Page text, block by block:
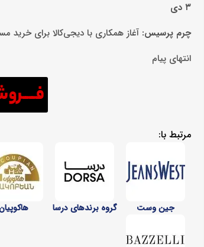
۳ دی
چرم پرسیس: آغاز همکاری با دیجی‌کالا برای خرید
انتهای پیام
مرتبط با:
جین وست گروه برندهای درسا